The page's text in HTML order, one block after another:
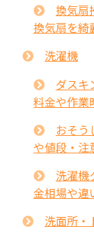
換気扇
換気扇を綺
洗濯機
ダスキ
料金や作業
おそう
や値段・注
洗濯機
金相場や違
洗面所・